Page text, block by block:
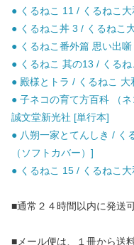
● くるねこ 11 / くるねこ
● くるねこ丼 3 / くるねこ
● くるねこ番外篇 思い出
● くるねこ 其の13 / くる
● 殿様とトラ / くるねこ
● 子ネコの育て方百科 （
誠文堂新光社 [単行本]
● 八朔一家とてんしき / く
（ソフトカバー）]
● くるねこ 15 / くるねこ
■通常２４時間以内に発送
■メール便は、１冊から送